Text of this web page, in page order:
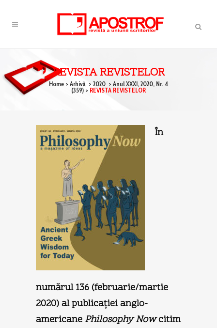
REVISTA REVISTELOR
Home > Arhivă > 2020 > Anul XXXI, 2020, Nr. 4
(359) > REVISTA REVISTELOR
În
numărul 136 (februarie/martie
2020) al publicaţiei anglo-
americane Philosophy Nowcitim